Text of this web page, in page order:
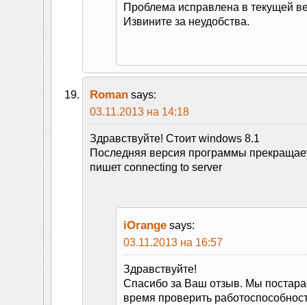
Проблема исправлена в текущей
Извините за неудобства.
Roman says:
03.11.2013 на 14:18
Здравствуйте! Стоит windows 8.1
Последняя версия программы
пишет connecting to server
iOrange says:
03.11.2013 на 16:57
Здравствуйте!
Спасибо за Ваш отзыв. Мы
время проверить